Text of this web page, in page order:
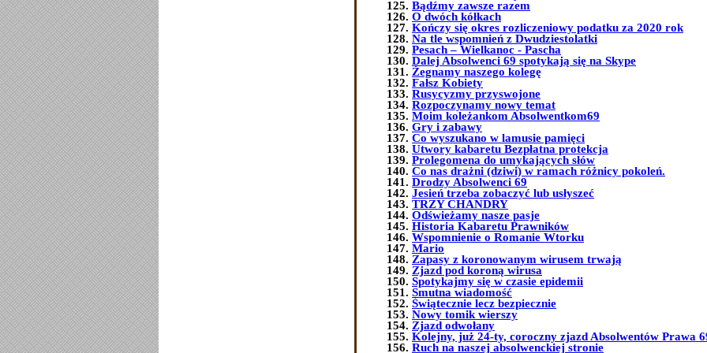
Bądźmy zawsze razem
O dwóch kółkach
Kończy się okres rozliczeniowy podatku za 2020 rok
Na tle wspomnień z Dwudziestolatki
Pesach – Wielkanoc - Pascha
Dalej Absolwenci 69 spotykają się na Skype
Żegnamy naszego kolegę
Fałsz Kobiety
Rusycyzmy przyswojone
Rozpoczynamy nowy temat
Moim koleżankom Absolwentkom69
Gry i zabawy
Co wyszukano w lamusie pamięci
Utwory kabaretu Bezpłatna protekcja
Prolegomena do umykających słów
Co nas drażni (dziwi) w ramach różnicy pokoleń.
Drodzy Absolwenci 69
Jesień trzeba zobaczyć lub usłyszeć
TRZY CHANDRY
Odświeżamy nasze pasje
Historia Kabaretu Prawników
Wspomnienie o Romanie Wtorku
Mario
Zapasy z koronowanym wirusem trwają
Zjazd pod koroną wirusa
Spotykajmy się w czasie epidemii
Smutna wiadomość
Świątecznie lecz bezpiecznie
Nowy tomik wierszy
Zjazd odwołany
Kolejny, już 24-ty, coroczny zjazd Absolwentów Prawa
Ruch na naszej absolwenckiej stronie